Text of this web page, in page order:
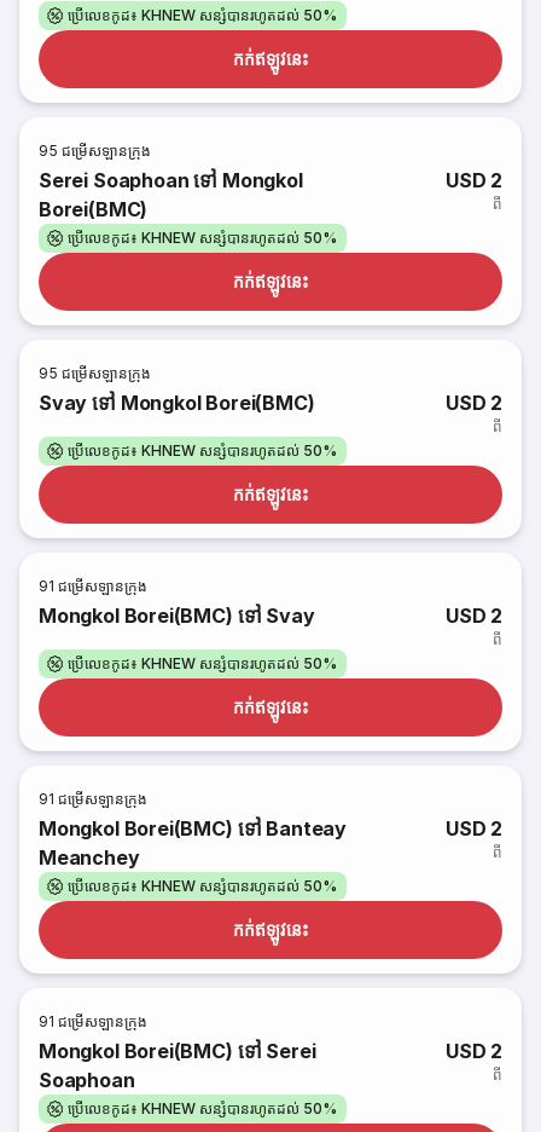
ប្រើលេខកូដ៖ KHNEW សន្សំបានរហូតដល់ 50%
កក់​ឥឡូវនេះ
95 ជម្រើសឡានក្រុង
Serei Soaphoan ទៅ Mongkol
Borei(BMC)
USD 2
ពី
ប្រើលេខកូដ៖ KHNEW សន្សំបានរហូតដល់ 50%
កក់​ឥឡូវនេះ
95 ជម្រើសឡានក្រុង
Svay ទៅ Mongkol Borei(BMC) USD 2
ពី
ប្រើលេខកូដ៖ KHNEW សន្សំបានរហូតដល់ 50%
កក់​ឥឡូវនេះ
91 ជម្រើសឡានក្រុង
Mongkol Borei(BMC) ទៅ Svay USD 2
ពី
ប្រើលេខកូដ៖ KHNEW សន្សំបានរហូតដល់ 50%
កក់​ឥឡូវនេះ
91 ជម្រើសឡានក្រុង
Mongkol Borei(BMC) ទៅ Banteay
Meanchey
USD 2
ពី
ប្រើលេខកូដ៖ KHNEW សន្សំបានរហូតដល់ 50%
កក់​ឥឡូវនេះ
91 ជម្រើសឡានក្រុង
Mongkol Borei(BMC) ទៅ Serei
Soaphoan
USD 2
ពី
ប្រើលេខកូដ៖ KHNEW សន្សំបានរហូតដល់ 50%